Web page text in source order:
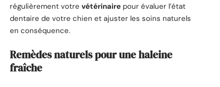
régulièrement votre vétérinaire pour évaluer l’état
dentaire de votre chien et ajuster les soins naturels
en conséquence.
Remèdes naturels pour une haleine
fraîche